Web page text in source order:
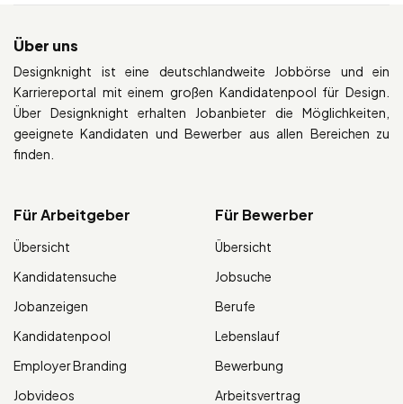
Über uns
Designknight ist eine deutschlandweite Jobbörse und ein
Karriereportal mit einem großen Kandidatenpool für Design.
Über Designknight erhalten Jobanbieter die Möglichkeiten,
geeignete Kandidaten und Bewerber aus allen Bereichen zu
finden.
Für Arbeitgeber
Übersicht
Kandidatensuche
Jobanzeigen
Kandidatenpool
Employer Branding
Jobvideos
Für Bewerber
Übersicht
Jobsuche
Berufe
Lebenslauf
Bewerbung
Arbeitsvertrag